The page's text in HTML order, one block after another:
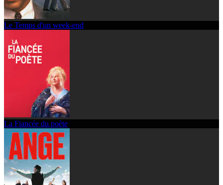
Le Temps d'un week-end
La Fiancée du poète